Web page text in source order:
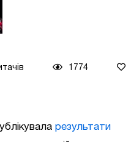
1774
результати